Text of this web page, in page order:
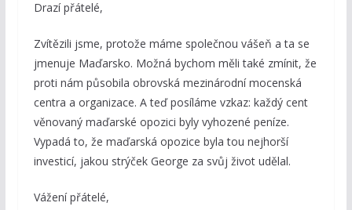
Drazí přátelé,
Zvítězili jsme, protože máme společnou vášeň a ta se
jmenuje Maďarsko. Možná bychom měli také zmínit, že
proti nám působila obrovská mezinárodní mocenská
centra a organizace. A teď posíláme vzkaz: každý cent
věnovaný maďarské opozici byly vyhozené peníze.
Vypadá to, že maďarská opozice byla tou nejhorší
investicí, jakou strýček George za svůj život udělal.
Vážení přátelé,